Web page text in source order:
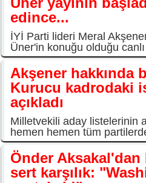
edince...
İYİ Parti lideri Meral
Üner'in konuğu olduğu canlı
Akşener hakkında
Kurucu kadrodaki
açıkladı
Milletvekili aday listelerinin
hemen hemen tüm
Önder
sert karşılık: